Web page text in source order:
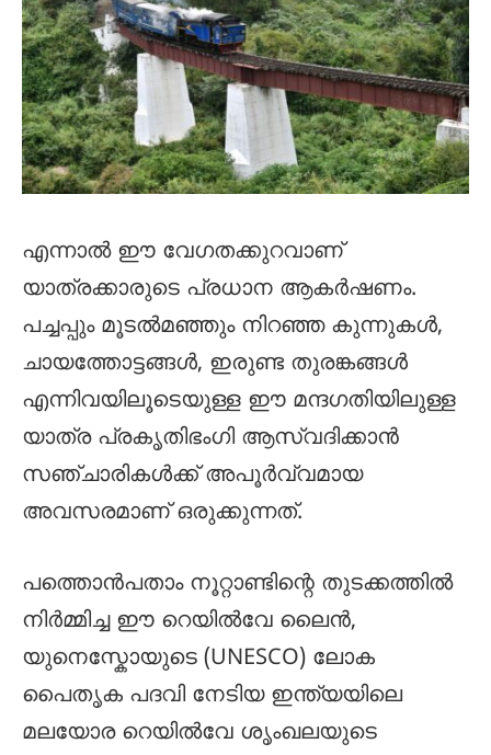
എന്നാൽ ഈ വേഗതക്കുറവാണ്
യാത്രക്കാരുടെ പ്രധാന ആകർഷണം.
പച്ചപ്പും മൂടൽമഞ്ഞും നിറഞ്ഞ കുന്നുകൾ,
ചായത്തോട്ടങ്ങൾ, ഇരുണ്ട തുരങ്കങ്ങൾ
എന്നിവയിലൂടെയുള്ള ഈ മന്ദഗതിയിലുള്ള
യാത്ര പ്രകൃതിഭംഗി ആസ്വദിക്കാൻ
സഞ്ചാരികൾക്ക് അപൂർവ്വമായ
അവസരമാണ് ഒരുക്കുന്നത്.
പത്തൊൻപതാം നൂറ്റാണ്ടിന്റെ തുടക്കത്തിൽ
നിർമ്മിച്ച ഈ റെയിൽവേ ലൈൻ,
യുനെസ്കോയുടെ (UNESCO) ലോക
പൈതൃക പദവി നേടിയ ഇന്ത്യയിലെ
മലയോര റെയിൽവേ ശൃംഖലയുടെ